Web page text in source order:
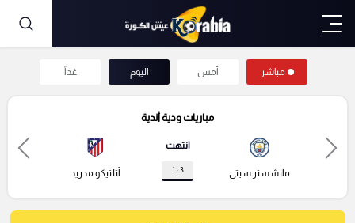
مباشر أمس اليوم غداً
مباريات ودية أندية
مانشستر سيتي
انتهت
3 : 1 أتلتيكو مدريد